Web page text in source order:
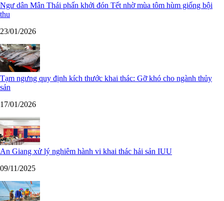
Ngư dân Mân Thái phấn khởi đón Tết nhờ mùa tôm hùm giống bội
thu
23/01/2026
Tạm ngưng quy định kích thước khai thác: Gỡ khó cho ngành thủy
sản
17/01/2026
An Giang xử lý nghiêm hành vi khai thác hải sản IUU
09/11/2025